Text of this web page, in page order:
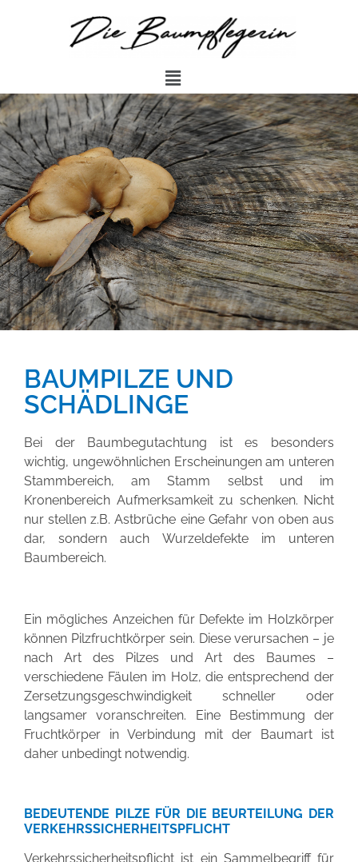
BAUMPILZE UND
SCHÄDLINGE
Bei der Baumbegutachtung ist es besonders
wichtig, ungewöhnlichen Erscheinungen am unteren
Stammbereich, am Stamm selbst und im
Kronenbereich Aufmerksamkeit zu schenken. Nicht
nur stellen z.B. Astbrüche eine Gefahr von oben aus
dar, sondern auch Wurzeldefekte im unteren
Baumbereich.
Ein mögliches Anzeichen für Defekte im Holzkörper
können Pilzfruchtkörpersein. Diese verursachen – je
nach Art des Pilzes und Art des Baumes –
verschiedene Fäulen im Holz, die entsprechend der
Zersetzungsgeschwindigkeit schneller oder
langsamer voranschreiten. Eine Bestimmung der
Fruchtkörper in Verbindung mit der Baumart ist
daher unbedingt notwendig.
BEDEUTENDE PILZE FÜR DIE BEURTEILUNG DER
VERKEHRSSICHERHEITSPFLICHT
Verkehrssicherheitspflicht ist ein Sammelbegriff für